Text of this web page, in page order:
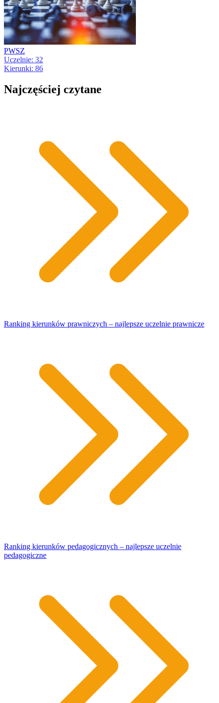
PWSZ
Uczelnie: 32
Kierunki: 86
Najczęściej czytane
Ranking kierunków prawniczych – najlepsze uczelnie prawnicze
Ranking kierunków pedagogicznych – najlepsze uczelnie
pedagogiczne